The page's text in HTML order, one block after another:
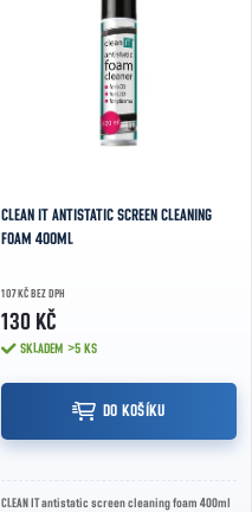
CLEAN IT ANTISTATIC SCREEN CLEANING
FOAM 400ML
107 KČ BEZ DPH
130 KČ
SKLADEM >5 KS
DO KOŠÍKU
CLEAN IT antistatic screen cleaning foam 400ml